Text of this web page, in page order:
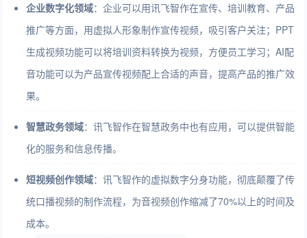
企业数字化领域：企业可以用讯飞智作在宣传、培训教育、产品
推广等方面，用虚拟人形象制作宣传视频，吸引客户关注；PPT
生成视频功能可以将培训资料转换为视频，方便员工学习；AI配
音功能可以为产品宣传视频配上合适的声音，提高产品的推广效
果。
智慧政务领域：讯飞智作在智慧政务中也有应用，可以提供智能
化的服务和信息传播。
短视频创作领域：讯飞智作的虚拟数字分身功能，彻底颠覆了传
统口播视频的制作流程，为音视频创作缩减了70%以上的时间及
成本。